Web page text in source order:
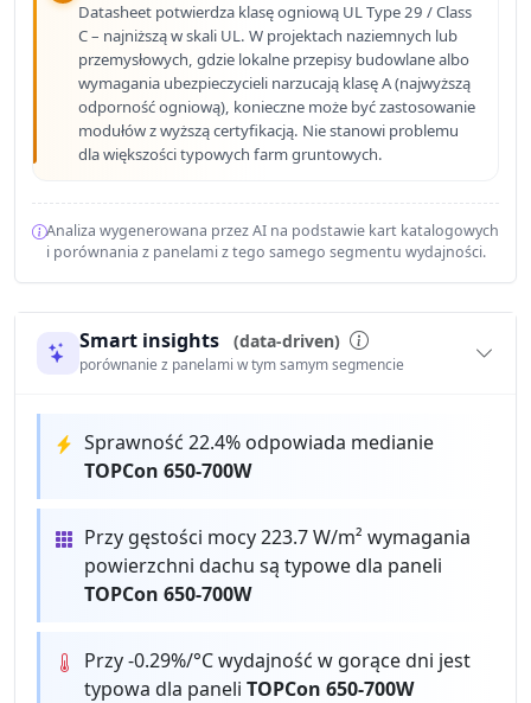
Datasheet potwierdza klasę ogniową UL Type 29 / Class
C – najniższą w skali UL. W projektach naziemnych lub
przemysłowych, gdzie lokalne przepisy budowlane albo
wymagania ubezpieczycieli narzucają klasę A (najwyższą
odporność ogniową), konieczne może być zastosowanie
modułów z wyższą certyfikacją. Nie stanowi problemu
dla większości typowych farm gruntowych.
Analiza wygenerowana przez AI na podstawie kart katalogowych
i porównania z panelami z tego samego segmentu wydajności.
Smart insights (data-driven)
porównanie z panelami w tym samym segmencie
Sprawność 22.4% odpowiada medianie
TOPCon 650-700W
Przy gęstości mocy 223.7 W/m² wymagania
powierzchni dachu są typowe dla paneli
TOPCon 650-700W
Przy -0.29%/°C wydajność w gorące dni jest
typowa dla paneliTOPCon 650-700W